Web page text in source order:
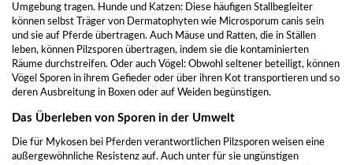
Umgebung tragen. Hunde und Katzen: Diese häufigen Stallbegleiter
können selbst Träger von Dermatophyten wie Microsporum canis sein
und sie auf Pferde übertragen. Auch Mäuse und Ratten, die in Ställen
leben, können Pilzsporen übertragen, indem sie die kontaminierten
Räume durchstreifen. Oder auch Vögel: Obwohl seltener beteiligt, können
Vögel Sporen in ihrem Gefieder oder über ihren Kot transportieren und so
deren Ausbreitung in Boxen oder auf Weiden begünstigen.
Das Überleben von Sporen in der Umwelt
Die für Mykosen bei Pferden verantwortlichen Pilzsporen weisen eine
außergewöhnliche Resistenz auf. Auch unter für sie ungünstigen